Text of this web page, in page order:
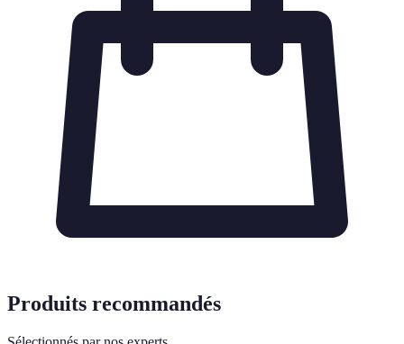
Produits recommandés